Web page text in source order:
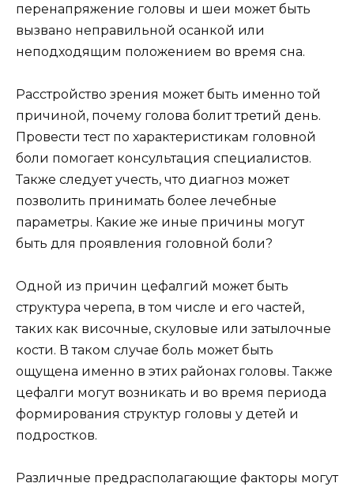
перенапряжение головы и шеи может быть
вызвано неправильной осанкой или
неподходящим положением во время сна.
Расстройство зрения может быть именно той
причиной, почему голова болит третий день.
Провести тест по характеристикам головной
боли помогает консультация специалистов.
Также следует учесть, что диагноз может
позволить принимать более лечебные
параметры. Какие же иные причины могут
быть для проявления головной боли?
Одной из причин цефалгий может быть
структура черепа, в том числе и его частей,
таких как височные, скуловые или затылочные
кости. В таком случае боль может быть
ощущена именно в этих районах головы. Также
цефалги могут возникать и во время периода
формирования структур головы у детей и
подростков.
Различные предрасполагающие факторы могут